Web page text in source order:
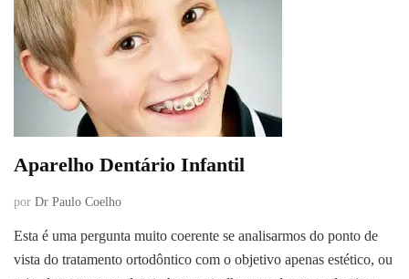
Aparelho Dentário Infantil
por Dr Paulo Coelho
Esta é uma pergunta muito coerente se analisarmos do ponto de
vista do tratamento ortodôntico com o objetivo apenas estético, ou